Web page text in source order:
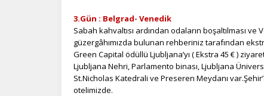
3.Gün : Belgrad- Venedik
Sabah kahvaltısı ardından odaların boşaltılması
güzergâhımızda bulunan rehberiniz tarafından
Green Capital ödüllü Ljubljana’yı ( Ekstra 45 € )
Ljubljana Nehri, Parlamento binası, Ljubljana
St.Nicholas Katedrali ve Preseren Meydanı
otelimizde.